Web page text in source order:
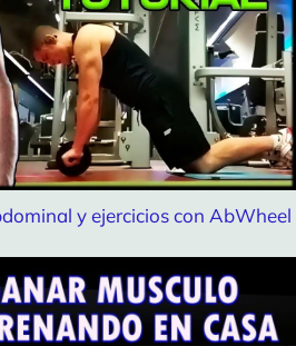
y ejercicios con AbWheel